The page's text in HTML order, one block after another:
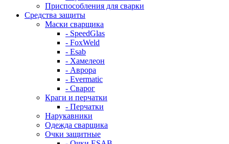
Приспособления для сварки
Средства защиты
Маски сварщика
- SpeedGlas
- FoxWeld
- Esab
- Хамелеон
- Аврора
- Evermatic
- Сварог
Краги и перчатки
- Перчатки
Нарукавники
Одежда сварщика
Очки защитные